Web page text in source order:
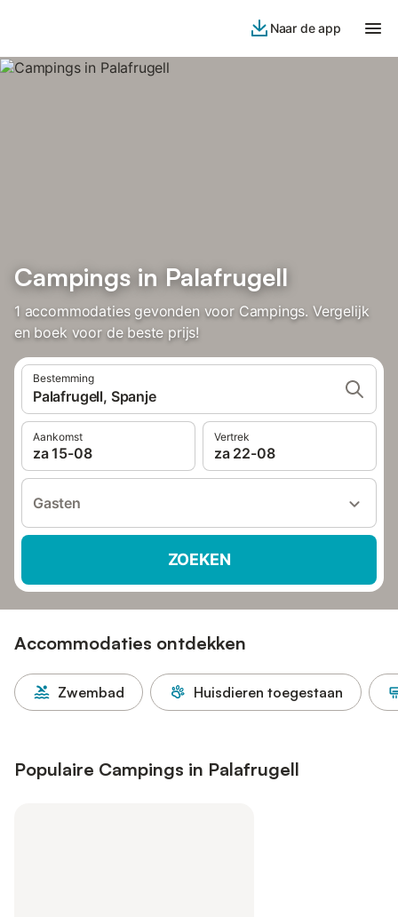
Naar de app
Campings in Palafrugell
1 accommodaties gevonden voor Campings. Vergelijk
en boek voor de beste prijs!
Bestemming
Palafrugell, Spanje
Aankomst
za 15-08
Vertrek
za 22-08
Gasten
ZOEKEN
Accommodaties ontdekken
Zwembad Huisdieren toegestaan
Populaire Campings in Palafrugell